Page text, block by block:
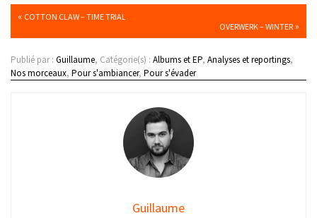
« COTTON CLAW – TIME TRIAL
OVERWERK – WINTER »
Publié par : Guillaume, Catégorie(s) : Albums et EP, Analyses et reportings,
Nos morceaux, Pour s'ambiancer, Pour s'évader
Guillaume